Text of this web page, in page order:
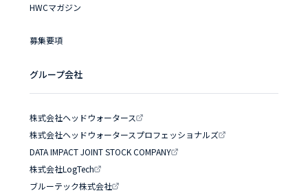
HWCマガジン
募集要項
グループ会社
株式会社ヘッドウォータース
株式会社ヘッドウォータースプロフェッショナルズ
DATA IMPACT JOINT STOCK COMPANY
株式会社LogTech
ブルーテック株式会社